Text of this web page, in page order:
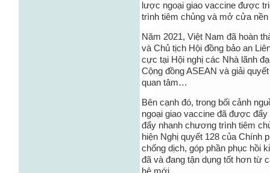
lược ngoại giao vaccine được
trình tiêm chủng và mở cửa nền
Năm 2021, Việt Nam đã hoàn
và Chủ tịch Hội đồng bảo an
cực tại Hội nghị các Nhà lãnh
Cộng đồng ASEAN và giải
quan tâm…
Bên cạnh đó, trong bối cảnh
ngoại giao vaccine đã được
đẩy nhanh chương trình tiêm
hiện Nghị quyết 128 của Chính
chống dịch, góp phần phục hồi
đã và đang tận dụng tốt hơn từ